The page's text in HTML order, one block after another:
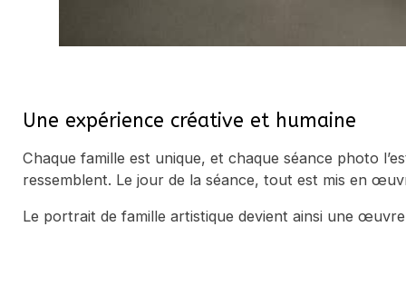
Une expérience créative et humaine
Chaque famille est unique, et chaque séance photo
ressemblent. Le jour de la séance, tout est mis en
Le portrait de famille artistique devient ainsi une